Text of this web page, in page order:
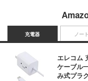
充電器
エレコム
ケーブル
み式プラ
ノー